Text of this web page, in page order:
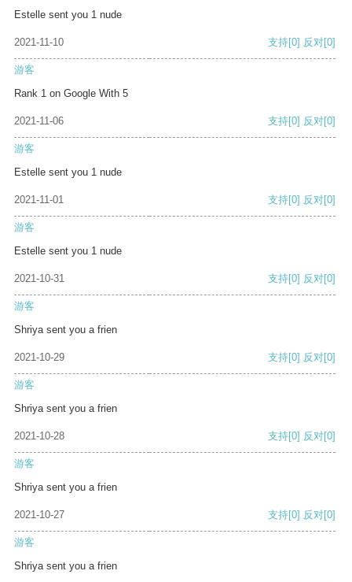
Estelle sent you 1 nude
2021-11-10 支持[0] 反对[0]
游客
Rank 1 on Google With 5
2021-11-06 支持[0] 反对[0]
游客
Estelle sent you 1 nude
2021-11-01 支持[0] 反对[0]
游客
Estelle sent you 1 nude
2021-10-31 支持[0] 反对[0]
游客
Shriya sent you a frien
2021-10-29 支持[0] 反对[0]
游客
Shriya sent you a frien
2021-10-28 支持[0] 反对[0]
游客
Shriya sent you a frien
2021-10-27 支持[0] 反对[0]
游客
Shriya sent you a frien